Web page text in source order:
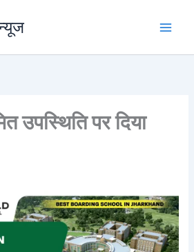
उपस्थिति पर दिया